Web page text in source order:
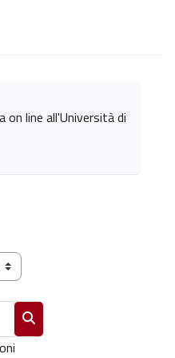
on line all'Università di
indice
Cerca